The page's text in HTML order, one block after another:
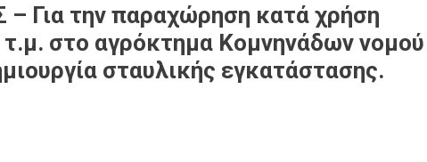
την παραχώρηση κατά χρήση
στο αγρόκτημα Κομνηνάδων νομού
σταυλικής εγκατάστασης.